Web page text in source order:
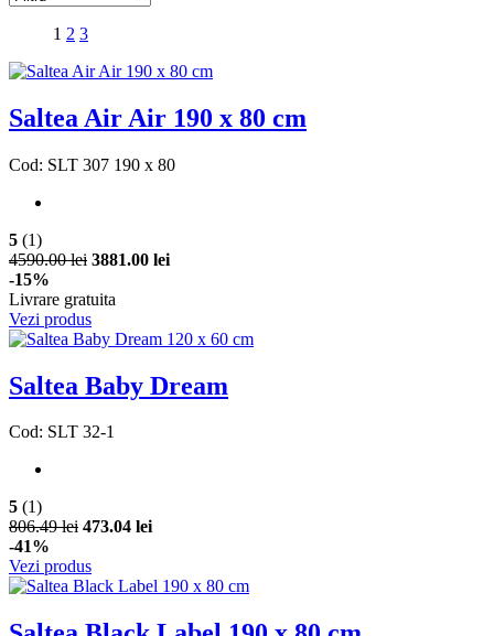
1 2 3
Saltea Air Air 190 x 80 cm
Cod: SLT 307 190 x 80
5 (1)
4590.00 lei 3881.00 lei
-15%
Livrare gratuita
Vezi produs
Saltea Baby Dream
Cod: SLT 32-1
5 (1)
806.49 lei 473.04 lei
-41%
Vezi produs